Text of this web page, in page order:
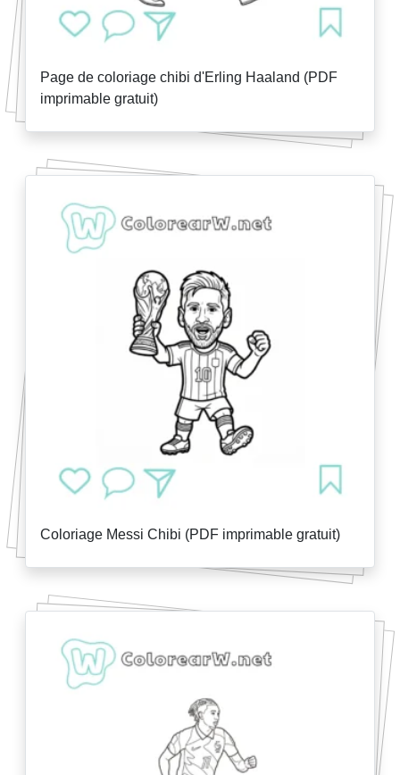
Page de coloriage chibi d'Erling Haaland (PDF
imprimable gratuit)
Coloriage Messi Chibi (PDF imprimable gratuit)